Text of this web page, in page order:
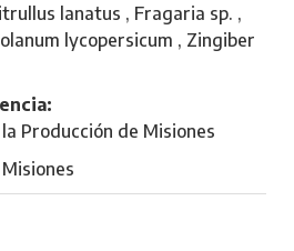
lanatus , Fragaria sp. ,
lycopersicum , Zingiber
Producción de Misiones
Misiones